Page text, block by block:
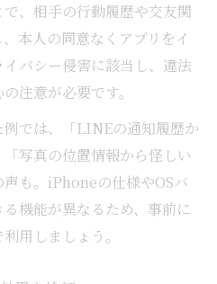
、相手の行動履歴や交友関
本人の同意なくアプリをイ
バシー侵害に該当し、違法
注意が必要です。
では、「LINEの通知履歴か
写真の位置情報から怪しい
も。iPhoneの仕様やOSバ
機能が異なるため、事前に
用しましょう。